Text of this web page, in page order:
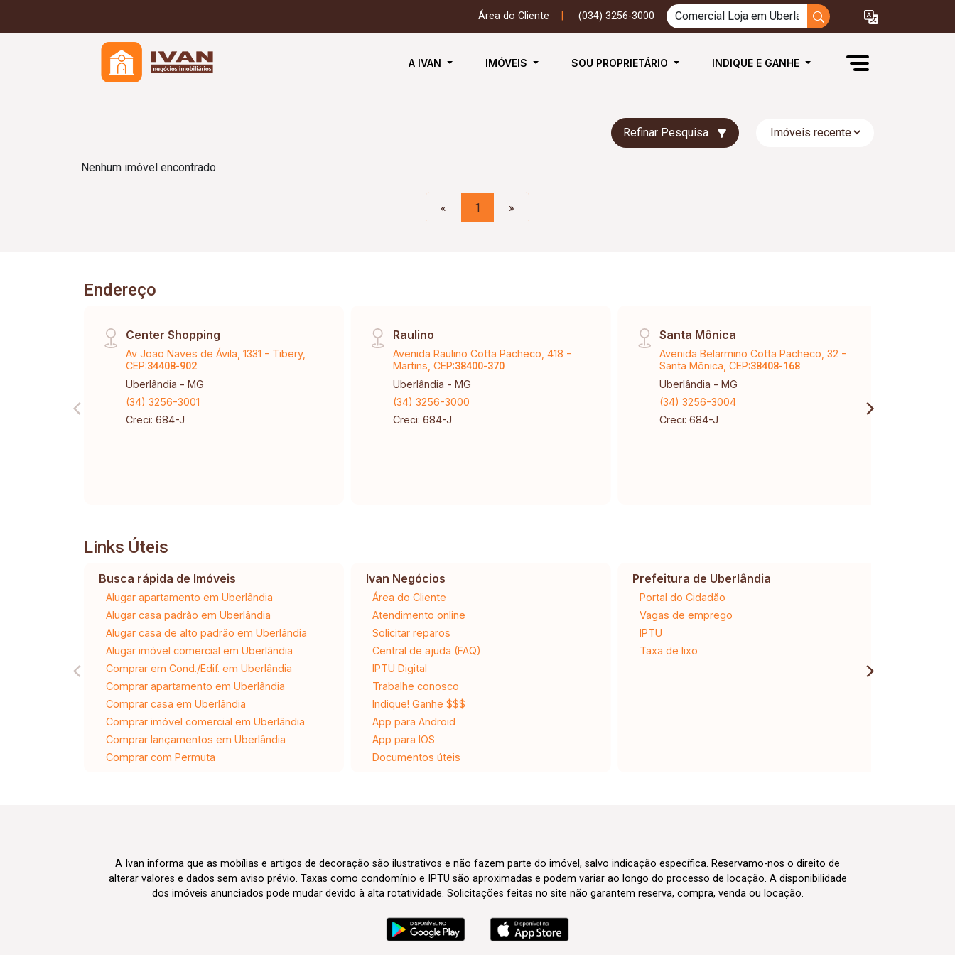
Área do Cliente (034) 3256-3000
A IVAN IMÓVEIS SOU PROPRIETÁRIO INDIQUE E GANHE
Refinar Pesquisa
Nenhum imóvel encontrado
« 1 »
Endereço
Center Shopping
Av Joao Naves de Ávila, 1331 - Tibery,
CEP:34408-902
Uberlândia - MG
(34) 3256-3001
Creci: 684-J
Raulino
Avenida Raulino Cotta Pacheco, 418 -
Martins, CEP:38400-370
Uberlândia - MG
(34) 3256-3000
Creci: 684-J
Santa Mônica
Avenida Belarmino Cotta Pacheco, 32 -
Santa Mônica, CEP:38408-168
Uberlândia - MG
(34) 3256-3004
Creci: 684-J
Links Úteis
Busca rápida de Imóveis
Alugar apartamento em Uberlândia
Alugar casa padrão em Uberlândia
Alugar casa de alto padrão em Uberlândia
Alugar imóvel comercial em Uberlândia
Comprar em Cond./Edif. em Uberlândia
Comprar apartamento em Uberlândia
Comprar casa em Uberlândia
Comprar imóvel comercial em Uberlândia
Comprar lançamentos em Uberlândia
Comprar com Permuta
Ivan Negócios
Área do Cliente
Atendimento online
Solicitar reparos
Central de ajuda (FAQ)
IPTU Digital
Trabalhe conosco
Indique! Ganhe $$$
App para Android
App para IOS
Documentos úteis
Prefeitura de Uberlândia
Portal do Cidadão
Vagas de emprego
IPTU
Taxa de lixo
A Ivan informa que as mobílias e artigos de decoração são ilustrativos e não fazem parte do imóvel, salvo indicação específica. Reservamo-nos o direito de
alterar valores e dados sem aviso prévio. Taxas como condomínio e IPTU são aproximadas e podem variar ao longo do processo de locação. A disponibilidade
dos imóveis anunciados pode mudar devido à alta rotatividade. Solicitações feitas no site não garantem reserva, compra, venda ou locação.